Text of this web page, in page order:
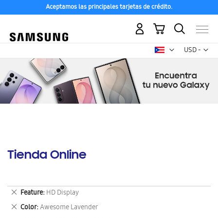
Aceptamos las principales tarjetas de crédito.
USD -
dólar
Mi carrito
Tienda Online
Feature HD Display
Eliminar
este
artículo
Color Awesome Lavender
Eliminar